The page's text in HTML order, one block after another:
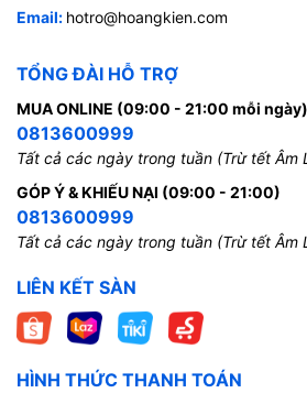
Email: hotro@hoangkien.com
TỔNG ĐÀI HỖ TRỢ
MUA ONLINE (09:00 - 21:00 mỗi ngày)
0813600999
Tất cả các ngày trong tuần (Trừ tết Âm
GÓP Ý & KHIẾU NẠI (09:00 - 21:00)
0813600999
Tất cả các ngày trong tuần (Trừ tết Âm
LIÊN KẾT SÀN
HÌNH THỨC THANH TOÁN